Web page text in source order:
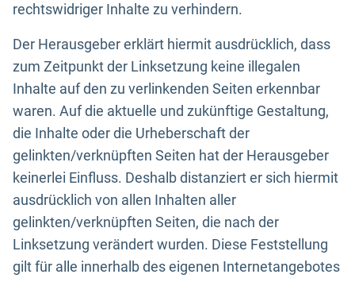
rechtswidriger Inhalte zu verhindern.
Der Herausgeber erklärt hiermit ausdrücklich, dass
zum Zeitpunkt der Linksetzung keine illegalen
Inhalte auf den zu verlinkenden Seiten erkennbar
waren. Auf die aktuelle und zukünftige Gestaltung,
die Inhalte oder die Urheberschaft der
gelinkten/verknüpften Seiten hat der Herausgeber
keinerlei Einfluss. Deshalb distanziert er sich hiermit
ausdrücklich von allen Inhalten aller
gelinkten/verknüpften Seiten, die nach der
Linksetzung verändert wurden. Diese Feststellung
gilt für alle innerhalb des eigenen Internetangebotes